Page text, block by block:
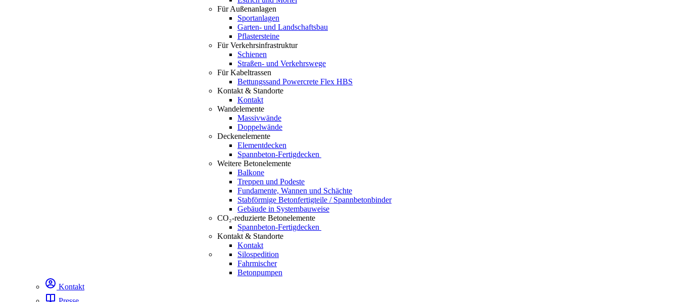
Für Außenanlagen
Sportanlagen
Garten- und Landschaftsbau
Pflastersteine
Für Verkehrsinfrastruktur
Schienen
Straßen- und Verkehrswege
Für Kabeltrassen
Bettungssand Powercrete Flex HBS
Kontakt & Standorte
Kontakt
Wandelemente
Massivwände
Doppelwände
Deckenelemente
Elementdecken
Spannbeton-Fertigdecken
Weitere Betonelemente
Balkone
Treppen und Podeste
Fundamente, Wannen und Schächte
Stabförmige Betonfertigteile / Spannbetonbinder
Gebäude in Systembauweise
CO₂-reduzierte Betonelemente
Spannbeton-Fertigdecken
Kontakt & Standorte
Kontakt
Silospedition
Fahrmischer
Betonpumpen
Kontakt